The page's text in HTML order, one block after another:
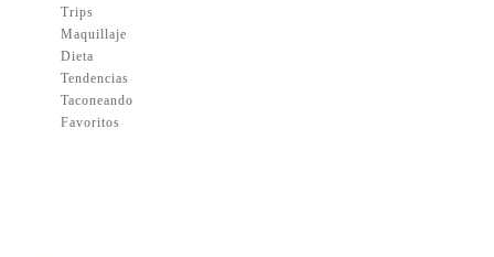
Trips
Maquillaje
Dieta
Tendencias
Taconeando
Favoritos